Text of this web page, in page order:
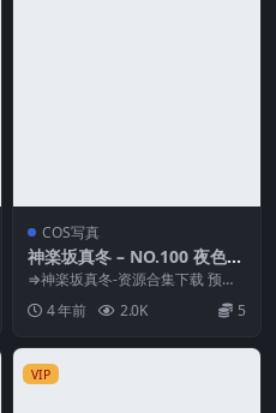
COS写真
神楽坂真冬 – NO.100 夜色撩
人[75P217MB]
⇒神楽坂真冬-资源合集下载 预览
图片 资源简介 「资源名称」：神
楽坂真冬 – N...
4 年前 2.0K 5
VIP